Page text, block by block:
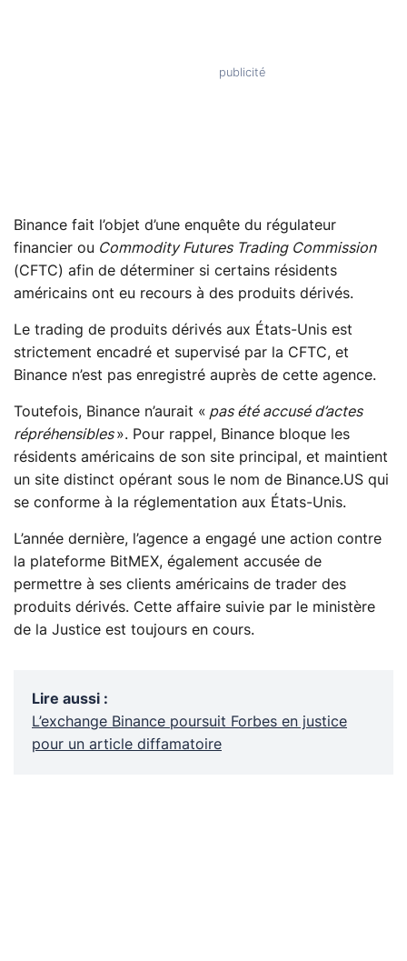
Binance fait l’objet d’une enquête du régulateur
financier ou Commodity Futures Trading Commission
(CFTC) afin de déterminer si certains résidents
américains ont eu recours à des produits dérivés.
Le trading de produits dérivés aux États-Unis est
strictement encadré et supervisé par la CFTC, et
Binance n’est pas enregistré auprès de cette agence.
Toutefois, Binance n’aurait « pas été accusé d’actes
répréhensibles». Pour rappel, Binance bloque les
résidents américains de son site principal, et maintient
un site distinct opérant sous le nom de Binance.US qui
se conforme à la réglementation aux États-Unis.
L’année dernière, l’agence a engagé une action contre
la plateforme BitMEX, également accusée de
permettre à ses clients américains de trader des
produits dérivés. Cette affaire suivie par le ministère
de la Justice est toujours en cours.
Lire aussi :
L’exchange Binance poursuit Forbes en justice
pour un article diffamatoire